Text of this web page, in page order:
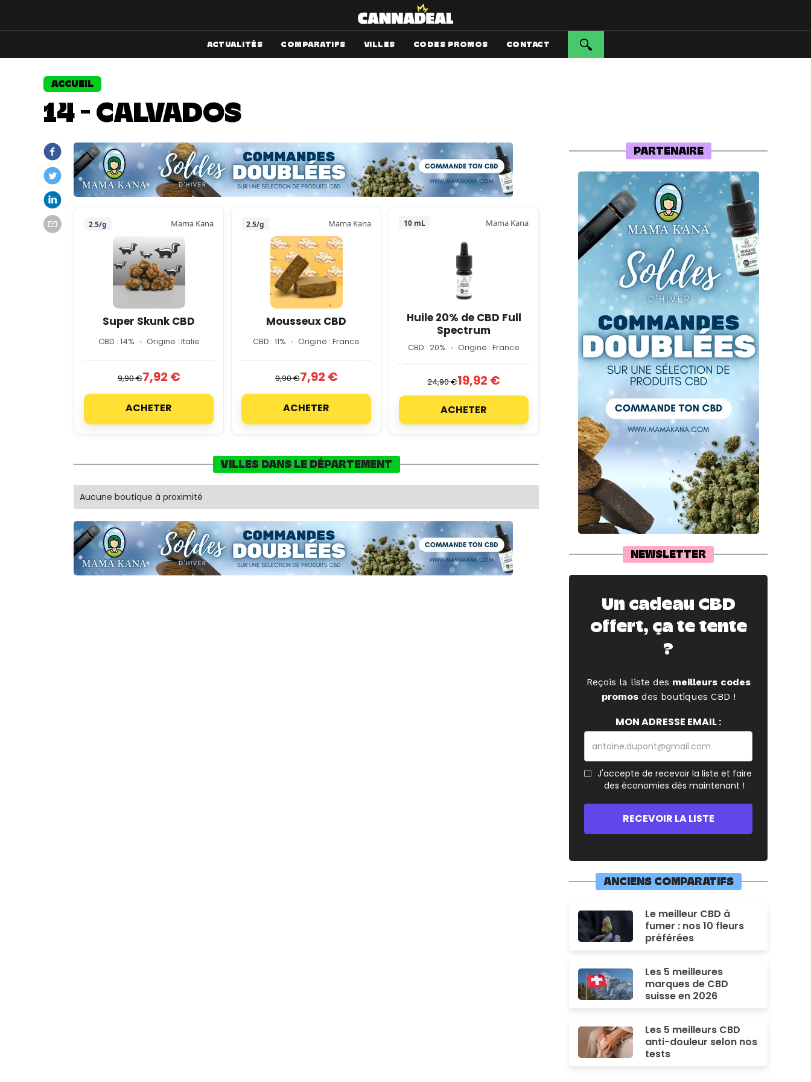
ACTUALITÉS COMPARATIFS VILLES CODES PROMOS CONTACT
ACCUEIL
14 - CALVADOS
2.5/g Mama Kana
Super Skunk CBD
CBD : 14% Origine : Italie
9,90 €7,92 €
ACHETER
2.5/g Mama Kana
Mousseux CBD
CBD : 11% Origine : France
9,90 €7,92 €
ACHETER
10 mL Mama Kana
Huile 20% de CBD Full
Spectrum
CBD : 20% Origine : France
24,90 €19,92 €
ACHETER
VILLES DANS LE DÉPARTEMENT
Aucune boutique à proximité
PARTENAIRE
NEWSLETTER
Un cadeau CBD
offert, ça te tente
?
Reçois la liste des meilleurs codes
promosdes boutiques CBD !
MON ADRESSE EMAIL :
J'accepte de recevoir la liste et faire
des économies dès maintenant !
ANCIENS COMPARATIFS
Le meilleur CBD à
fumer : nos 10 fleurs
préférées
Les 5 meilleures
marques de CBD
suisse en 2026
Les 5 meilleurs CBD
anti-douleur selon nos
tests